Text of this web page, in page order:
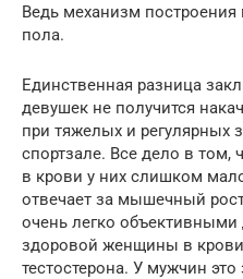
Ведь механизм построения
пола.
Единственная разница
девушек не получится
при тяжелых и регулярных
спортзале. Все дело в том,
в крови у них слишком
отвечает за мышечный
очень легко
здоровой женщины в крови
тестостерона. У мужчин